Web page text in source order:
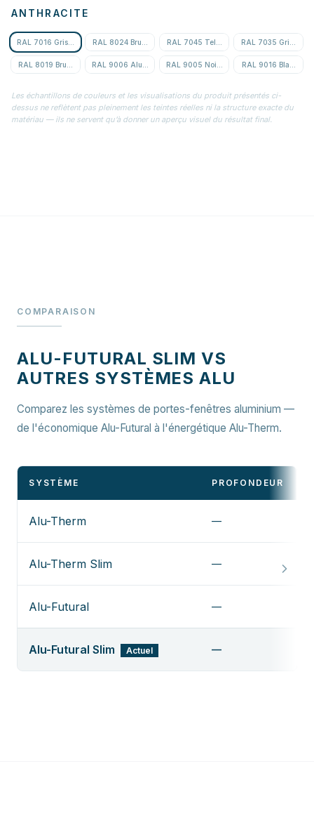
ANTHRACITE
RAL 7016 Gris anthraciteRAL 8024 Brun beige RAL 7045 Telegris 1 RAL 7035 Gris clair
RAL 8019 Brun gris RAL 9006 Aluminium blancRAL 9005 Noir foncé RAL 9016 Blanc
Les échantillons de couleurs et les visualisations du produit présentés ci-
dessus ne reflètent pas pleinement les teintes réelles ni la structure exacte du
matériau — ils ne servent qu’à donner un aperçu visuel du résultat final.
COMPARAISON
ALU-FUTURAL SLIM VS
AUTRES SYSTÈMES ALU
Comparez les systèmes de portes-fenêtres aluminium —
de l'économique Alu-Futural à l'énergétique Alu-Therm.
SYSTÈME PROFONDEUR
Alu-Therm —
Alu-Therm Slim —
Alu-Futural —
Alu-Futural Slim Actuel —